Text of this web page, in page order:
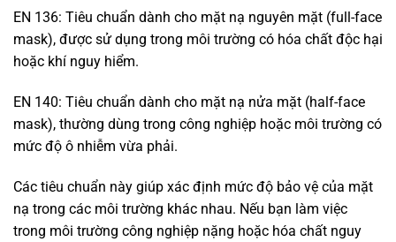
EN 136: Tiêu chuẩn dành cho mặt nạ nguyên mặt (full-face
mask), được sử dụng trong môi trường có hóa chất độc hại
hoặc khí nguy hiểm.
EN 140: Tiêu chuẩn dành cho mặt nạ nửa mặt (half-face
mask), thường dùng trong công nghiệp hoặc môi trường có
mức độ ô nhiễm vừa phải.
Các tiêu chuẩn này giúp xác định mức độ bảo vệ của mặt
nạ trong các môi trường khác nhau. Nếu bạn làm việc
trong môi trường công nghiệp nặng hoặc hóa chất nguy